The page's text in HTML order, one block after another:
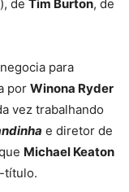
), de Tim Burton, de
para
por Winona Ryder
vez trabalhando
e diretor de
Michael Keaton
título.